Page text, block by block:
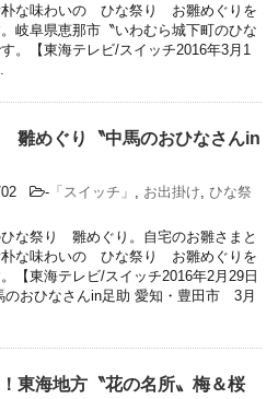
朴な味わいの ひな祭り お雛めぐりを
岐阜県恵那市〝いわむら城下町のひな
。【東海テレビ/スイッチ2016年3月1
雛めぐり〝中馬のおひなさんin
- 「スイッチ」 お出掛け ひな祭
な祭り 雛めぐり。自宅のお雛さまと
朴な味わいの ひな祭り お雛めぐりを
【東海テレビ/スイッチ2016年2月29日
のおひなさんin足助 愛知・豊田市 3月
東海地方〝花の名所〟梅＆桜